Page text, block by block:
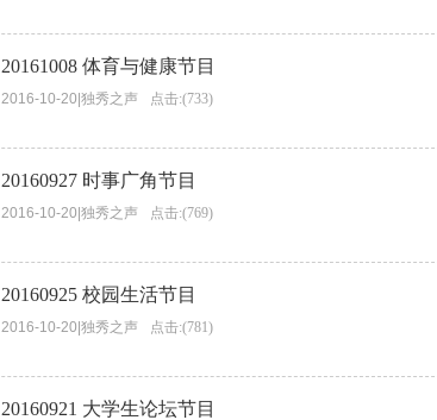
20161008 体育与健康节目
2016-10-20 独秀之声 点击:(733)
20160927 时事广角节目
2016-10-20 独秀之声 点击:(769)
20160925 校园生活节目
2016-10-20 独秀之声 点击:(781)
20160921 大学生论坛节目